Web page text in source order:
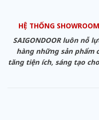
HỆ THỐNG
SAIGONDOOR luôn nỗ
hàng những sản phẩm
tăng tiện ích, sáng tạo